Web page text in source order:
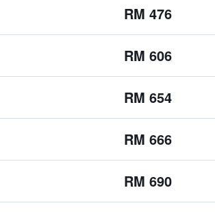
RM 476
RM 606
RM 654
RM 666
RM 690